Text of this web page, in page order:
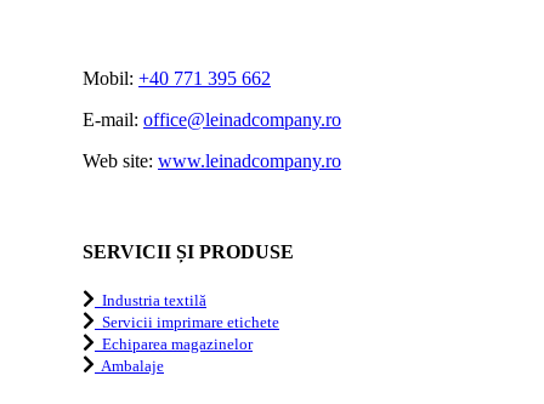
Mobil: +40 771 395 662
E-mail: office@leinadcompany.ro
Web site: www.leinadcompany.ro
SERVICII ȘI PRODUSE
Industria textilă
Servicii imprimare etichete
Echiparea magazinelor
Ambalaje